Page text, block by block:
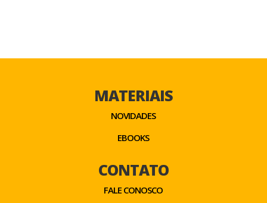
MATERIAIS
NOVIDADES
EBOOKS
CONTATO
FALE CONOSCO